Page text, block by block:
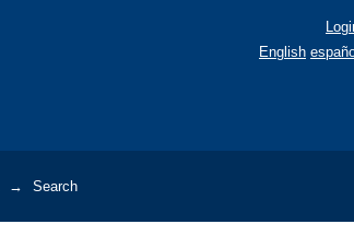
English
→ Search